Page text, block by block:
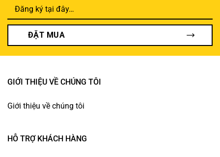
ĐẶT MUA
GIỚI THIỆU VỀ CHÚNG TÔI
Giới thiệu về chúng tôi
HỖ TRỢ KHÁCH HÀNG